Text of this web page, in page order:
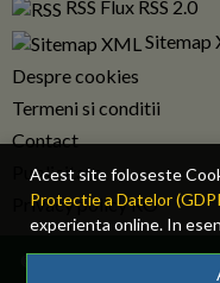
Acest site foloseste
Protectie a Datelor
experienta online. In
imbunatatim continutul
experienta online
RSS Flux RSS 2.0
Sitemap
Despre cookies
Termeni si conditii
Contact
Publicitate
Privacy policy RO
© 2026 Fiscalitatea.ro.